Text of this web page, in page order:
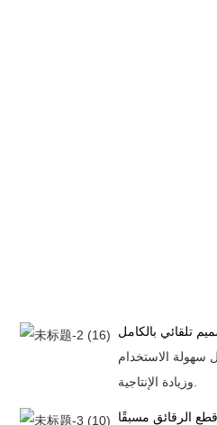
تلقائي بالكامل
سهولة الاستخدام
قطع الرقائق مسبقًا